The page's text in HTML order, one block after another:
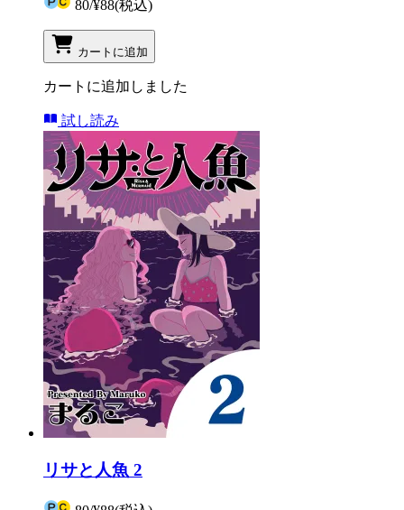
80/¥88(税込)
カートに追加
カートに追加しました
試し読み
リサと人魚 2